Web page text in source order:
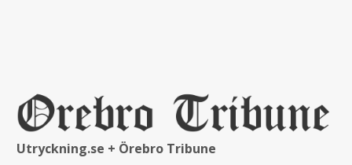
Utryckning.se + Örebro Tribune